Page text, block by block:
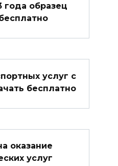
года образец
услуг с
бесплатно
оказание
услуг